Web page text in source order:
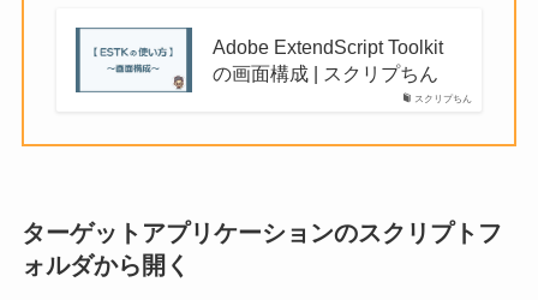
スクリプちん
Adobe ExtendScript Toolkit
の画面構成 | スクリプちん
ターゲットアプリケーションのスクリプトフ
ォルダから開く